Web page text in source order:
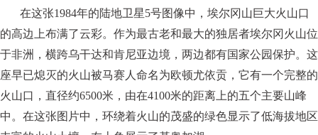
在这张1984年的陆地卫星5号图像中，埃尔冈山巨大火山口
的高边上布满了云彩。作为最古老和最大的独居者埃尔冈火山位
于非洲，横跨乌干达和肯尼亚边境，两边都有国家公园保护。 这
座早已熄灭的火山被马赛人命名为欧顿尤依贡 ， 它有一个完整的
火山口，直径约6500米，由在4100米的距离上的五个主要山峰
中。在这张图片中，环绕着火山的茂盛的绿色显示了低海拔地区